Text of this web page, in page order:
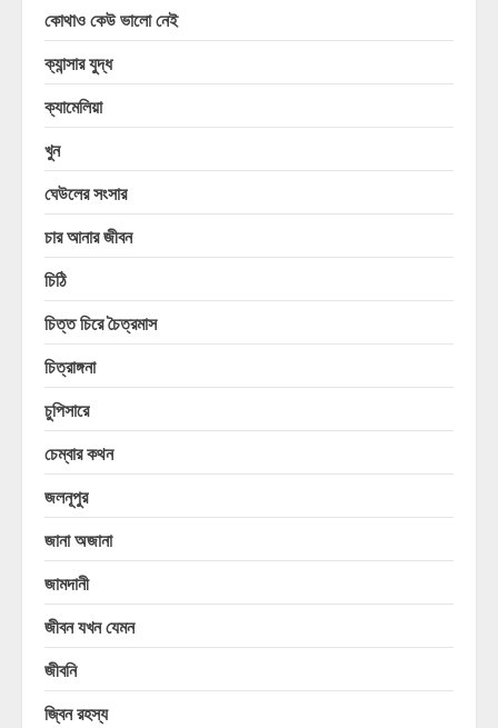
কোথাও কেউ ভালো নেই
ক্যান্সার যুদ্ধ
ক্যামেলিয়া
খুন
ঘেউলের সংসার
চার আনার জীবন
চিঠি
চিত্ত চিরে চৈত্রমাস
চিত্রাঙ্গনা
চুপিসারে
চেম্বার কথন
জলনূপুর
জানা অজানা
জামদানী
জীবন যখন যেমন
জীবনি
জ্বিন রহস্য